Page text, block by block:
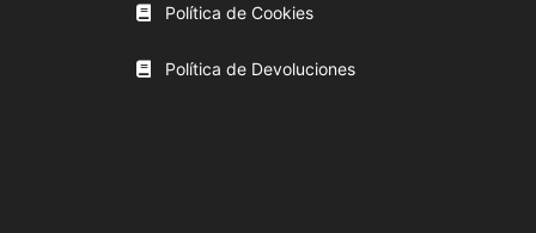
Política de Cookies
Política de Devoluciones